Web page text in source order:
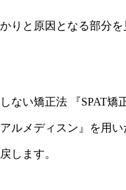
と原因となる部分を
ない矯正法 『SPAT
ルメディスン』を用
します。